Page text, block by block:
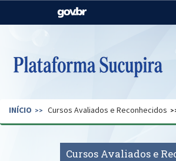
Casa Civil
Pecuária e Abastecimento
Secretaria de Governo
INÍCIO Cursos Avaliados e Reconhecidos
Cursos Avaliados e